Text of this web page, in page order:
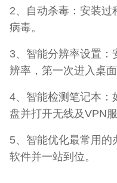
2、自动杀毒：安装过
病毒。
3、智能分辨率设置：
辨率，第一次进入桌
4、智能检测笔记本：
盘并打开无线及VPN服
5、智能优化最常用的
软件并一站到位。